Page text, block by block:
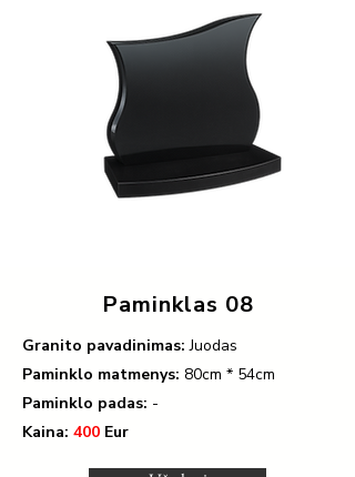
Paminklas 08
Granito pavadinimas:Juodas
Paminklo matmenys: 80cm * 54cm
Paminklo padas: -
Kaina: 400 Eur